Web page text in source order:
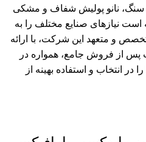
نانو پولیش شفاف و مشکی
نیازهای صنایع مختلف را به
و متعهد این شرکت، با ارائه
از فروش جامع، همواره در
در انتخاب و استفاده بهینه از